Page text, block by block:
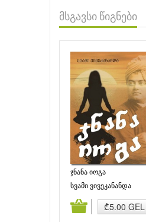
მსგავსი წიგნები
ჯნანა იოგა
სვამი ვივეკანანდა
₾5.00 GEL
კალათაში დამატება